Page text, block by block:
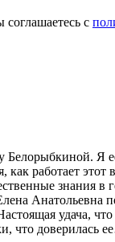
с
Белорыбкиной. Я
как работает этот
знания в
Анатольевна
удача,
что доверилась